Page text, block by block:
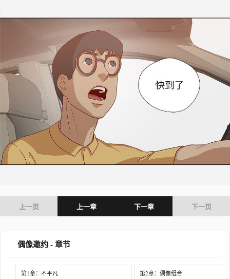
上一页 上一章 下一章 下一页
偶像邀约 - 章节
第1章：不平凡 第2章：偶像组合